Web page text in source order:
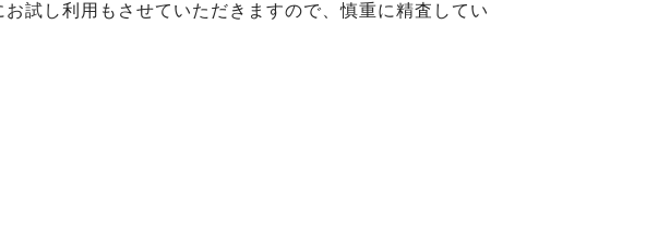
試し利用もさせていただきますので、慎重に精査してい